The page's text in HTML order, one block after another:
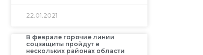
22.01.2021
В феврале горячие линии
соцзащиты пройдут в
нескольких районах области